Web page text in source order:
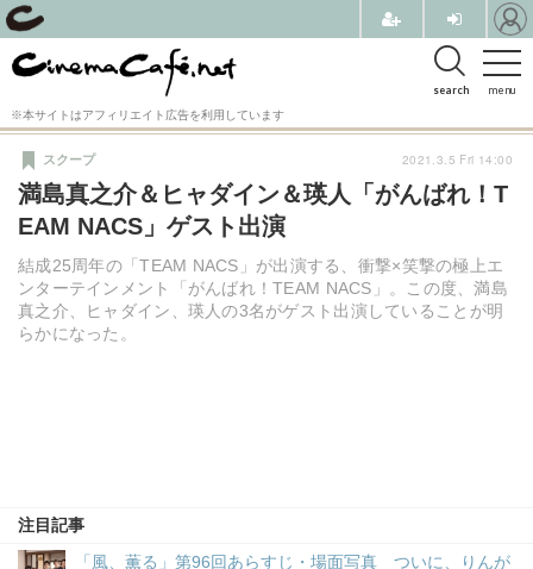
menu
search
※本サイトはアフィリエイト広告を利用しています
満島真之介＆ヒャダイン＆瑛人「がんばれ！T
EAM NACS」ゲスト出演
結成25周年の「TEAM NACS」が出演する、衝撃×笑撃の極上エ
ンターテインメント「がんばれ！TEAM NACS」。この度、満島
真之介、ヒャダイン、瑛人の3名がゲスト出演していることが明
らかになった。
スクープ
注目記事
「風、薫る」第96回あらすじ・場面写真 ついに、りんが
2021.3.5 Fri 14:00